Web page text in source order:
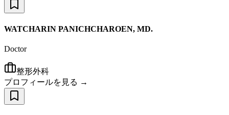
WATCHARIN PANICHCHAROEN, MD.
Doctor
整形外科
プロフィールを見る →